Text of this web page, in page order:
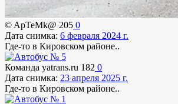
© ApTeMk@ 205 0
Дата снимка: 6 февраля 2024 г.
Где-то в Кировском районе..
Команда yatrans.ru 182 0
Дата снимка: 23 апреля 2025 г.
Где-то в Кировском районе..